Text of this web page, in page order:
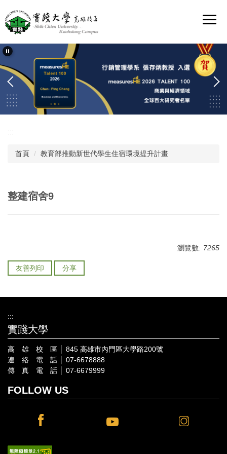
到
主
內
區
:::
首頁 教育部推動新世代學生住宿環境提升計畫
整建宿舍9
瀏覽數: 7265
友善列印 分享
:::
實踐大學
高 雄 校 區 │ 845 高雄市內門區大學路200號
連 絡 電 話 │ 07-6678888
傳 真 電 話 │ 07-6679999
FOLLOW US